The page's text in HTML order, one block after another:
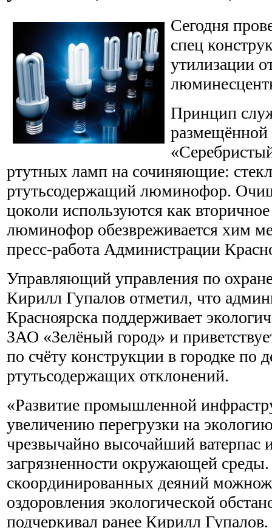
Сегодня
спец
утилизации
Принцип
размещённой
ртутных ламп на сочиняющие:
ртутьсодержащий люминофор.
цоколи используются как
люминофор обезвреживается хим
пресс-работа Администрации
Управляющий управления по
Кирилл Гупалов отметил, что
Красноярска поддерживает
ЗАО «Зелёный город» и
по счёту конструкции в городке по
ртутьсодержащих отклонений.
«Развитие промышленной
увеличению перегрузки на
чрезвычайно высочайший ватерпас
загрязненности окружающей
скоординированных деяний можнож
оздоровления экологической
подчеркивал ранее Кирилл